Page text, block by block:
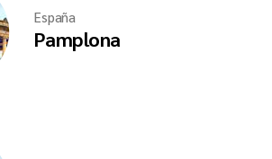
España
Pamplona